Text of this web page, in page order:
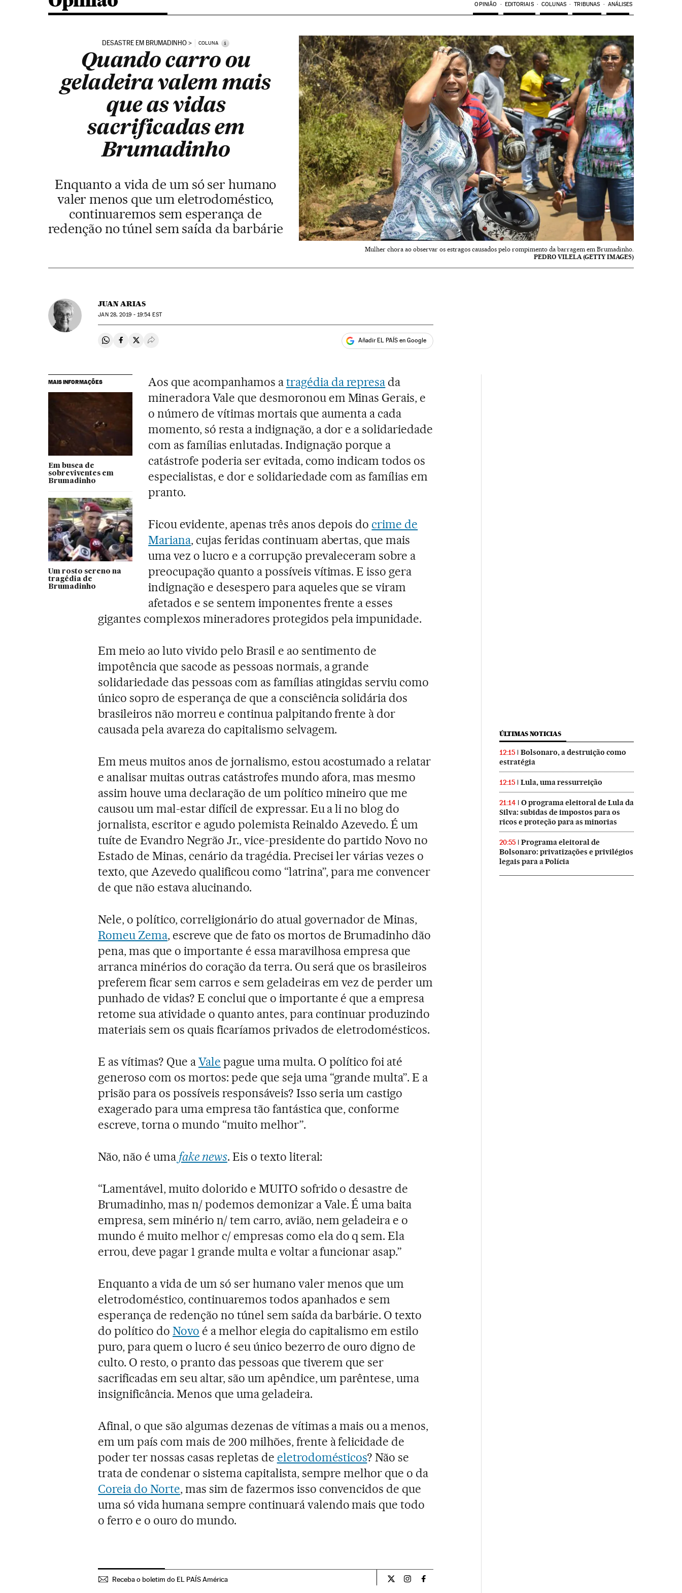
OPINIÃO EDITORIAIS COLUNAS TRIBUNAS ANÁLISES
DESASTRE EM BRUMADINHO COLUNA i
Quando carro ou
geladeira valem mais
que as vidas
sacrificadas em
Brumadinho
Enquanto a vida de um só ser humano
valer menos que um eletrodoméstico,
continuaremos sem esperança de
redenção no túnel sem saída da barbárie
Mulher chora ao observar os estragos causados pelo rompimento da barragem em Brumadinho.
PEDRO VILELA (GETTY IMAGES)
JUAN ARIAS
JAN28, 2019 - 19:54 EST
Compartir en Whatsapp
Compartir en Facebook
Compartir en Twitter
Desplegar Redes Sociales Añadir EL PAÍS en Google
MAIS INFORMAÇÕES
Em busca de
sobreviventes em
Brumadinho
Um rosto sereno na
tragédia de
Brumadinho
Aos que acompanhamos atragédia da represa da
mineradora Vale que desmoronou em Minas Gerais, e
o número de vítimas mortais que aumenta a cada
momento, só resta a indignação, a dor e a solidariedade
com as famílias enlutadas. Indignação porque a
catástrofe poderia ser evitada, como indicam todos os
especialistas, e dor e solidariedade com as famílias em
pranto.
Ficou evidente, apenas três anos depois do crime de
Mariana, cujas feridas continuam abertas, que mais
uma vez o lucro e a corrupção prevaleceram sobre a
preocupação quanto a possíveis vítimas. E isso gera
indignação e desespero para aqueles que se viram
afetados e se sentem imponentes frente a esses
gigantes complexos mineradores protegidos pela impunidade.
Em meio ao luto vivido pelo Brasil e ao sentimento de
impotência que sacode as pessoas normais, a grande
solidariedade das pessoas com as famílias atingidas serviu como
único sopro de esperança de que a consciência solidária dos
brasileiros não morreu e continua palpitando frente à dor
causada pela avareza do capitalismo selvagem.
Em meus muitos anos de jornalismo, estou acostumado a relatar
e analisar muitas outras catástrofes mundo afora, mas mesmo
assim houve uma declaração de um político mineiro que me
causou um mal-estar difícil de expressar. Eu a li no blog do
jornalista, escritor e agudo polemista Reinaldo Azevedo. É um
tuíte de Evandro Negrão Jr., vice-presidente do partido Novo no
Estado de Minas, cenário da tragédia. Precisei ler várias vezes o
texto, que Azevedo qualificou como “latrina”, para me convencer
de que não estava alucinando.
Nele, o político, correligionário do atual governador de Minas,
Romeu Zema, escreve que de fato os mortos de Brumadinho dão
pena, mas que o importante é essa maravilhosa empresa que
arranca minérios do coração da terra. Ou será que os brasileiros
preferem ficar sem carros e sem geladeiras em vez de perder um
punhado de vidas? E conclui que o importante é que a empresa
retome sua atividade o quanto antes, para continuar produzindo
materiais sem os quais ficaríamos privados de eletrodomésticos.
E as vítimas? Que aVale pague uma multa. O político foi até
generoso com os mortos: pede que seja uma “grande multa”. E a
prisão para os possíveis responsáveis? Isso seria um castigo
exagerado para uma empresa tão fantástica que, conforme
escreve, torna o mundo “muito melhor”.
Não, não é uma fake news. Eis o texto literal:
“Lamentável, muito dolorido e MUITO sofrido o desastre de
Brumadinho, mas n/ podemos demonizar a Vale. É uma baita
empresa, sem minério n/ tem carro, avião, nem geladeira e o
mundo é muito melhor c/ empresas como ela do q sem. Ela
errou, deve pagar 1 grande multa e voltar a funcionar asap.”
Enquanto a vida de um só ser humano valer menos que um
eletrodoméstico, continuaremos todos apanhados e sem
esperança de redenção no túnel sem saída da barbárie. O texto
do político doNovo é a melhor elegia do capitalismo em estilo
puro, para quem o lucro é seu único bezerro de ouro digno de
culto. O resto, o pranto das pessoas que tiverem que ser
sacrificadas em seu altar, são um apêndice, um parêntese, uma
insignificância. Menos que uma geladeira.
Afinal, o que são algumas dezenas de vítimas a mais ou a menos,
em um país com mais de 200 milhões, frente à felicidade de
poder ter nossas casas repletas de eletrodomésticos? Não se
trata de condenar o sistema capitalista, sempre melhor que o da
Coreia do Norte, mas sim de fazermos isso convencidos de que
uma só vida humana sempre continuará valendo mais que todo
o ferro e o ouro do mundo.
Receba o boletim do EL PAÍS América Opiniao El País Brasil en Twitter
Opiniao El País Brasil en Instagram
Opiniao El País Brasil en Facebook
ÚLTIMAS NOTICIAS
12:15
Bolsonaro, a destruição como
estratégia
12:15 Lula, uma ressurreição
21:14
O programa eleitoral de Lula da
Silva: subidas de impostos para os
ricos e proteção para as minorias
20:55
Programa eleitoral de
Bolsonaro: privatizações e privilégios
legais para a Polícia